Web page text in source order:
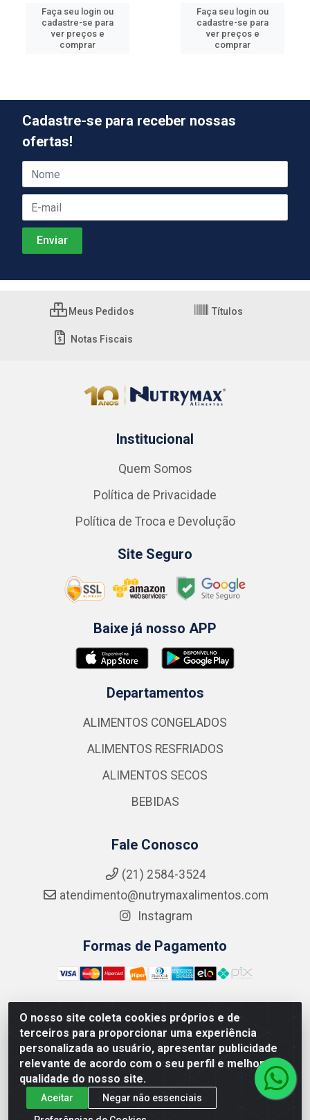
Faça seu login ou
cadastre-se para
ver preços e
comprar
Faça seu login ou
cadastre-se para
ver preços e
comprar
O nosso site coleta cookies próprios e de
terceiros para proporcionar uma experiência
personalizada ao usuário, apresentar publicidade
relevante de acordo com o seu perfil e melhorar a
qualidade do nosso site.
Aceitar
Negar não essenciais
Cadastre-se para receber nossas
ofertas!
Meus Pedidos Títulos
Notas Fiscais
Institucional
Quem Somos
Política de Privacidade
Política de Troca e Devolução
Site Seguro
Baixe já nosso APP
Departamentos
ALIMENTOS CONGELADOS
ALIMENTOS RESFRIADOS
ALIMENTOS SECOS
BEBIDAS
Fale Conosco
(21) 2584-3524
atendimento@nutrymaxalimentos.com
Instagram
Formas de Pagamento
NUTRY MAX COMÉRCIO DE PRODUTOS ALIMENTICIOS
LTDA - RUA DO FEIJÃO, 721 PENHA CIRCULAR/RJ -
CNPJ: 15.796.122/0001-03